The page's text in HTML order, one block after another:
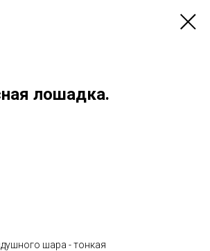
лошадка.
шара - тонкая